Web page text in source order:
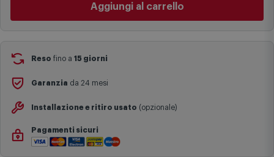
festivi e ricorrenze principali o in circostanze eccezionali).
Si ricorda inoltre che i prodotti acquistati in modalità di
Aggiungi al carrello
Reso fino a 15 giorni
Garanzia da 24 mesi
Installazione e ritiro usato (opzionale)
Pagamenti sicuri